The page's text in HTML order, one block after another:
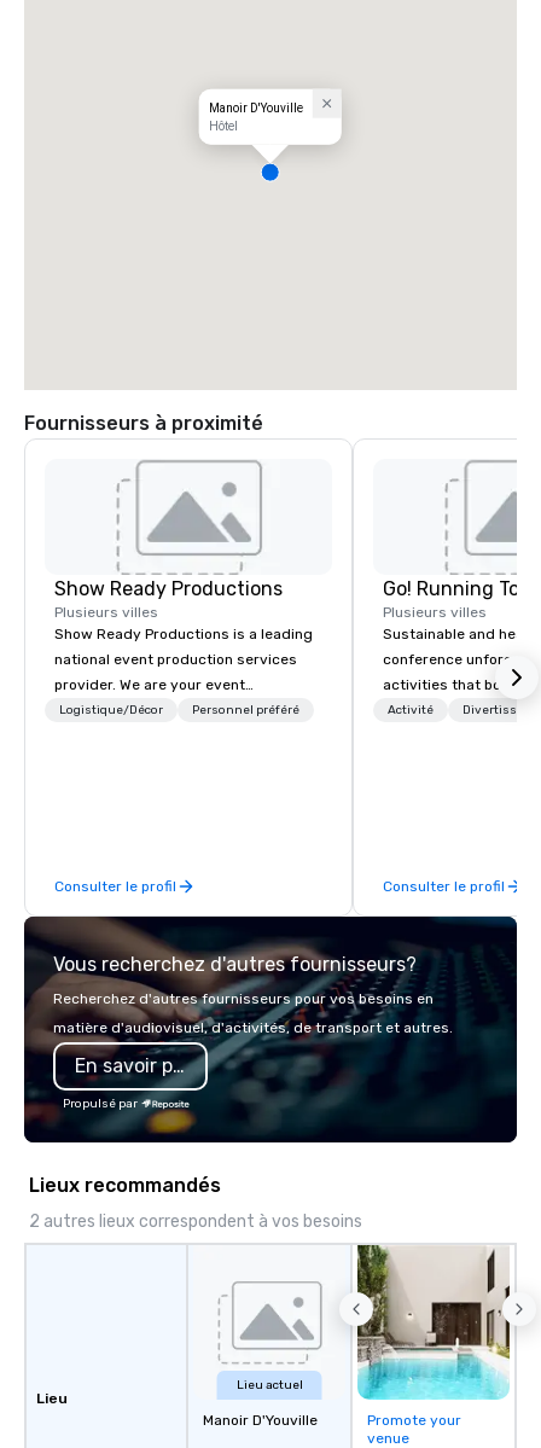
Manoir D'Youville
Hôtel
Fournisseurs à proximité
Show Ready Productions
Plusieurs villes
Show Ready Productions is a leading
national event production services
provider. We are your event
production partner from start to
Logistique/Décor Personnel préféré
Consulter le profil
Go! Running
Plusieurs villes
Sustainable and
conference
activities that boost
lower carbon
Activité
Consulter le profil
Vous recherchez d'autres fournisseurs?
Recherchez d'autres fournisseurs pour vos besoins en
matière d'audiovisuel, d'activités, de transport et autres.
En savoir plus
Propulsé par
Lieux recommandés
2 autres lieux correspondent à vos besoins
Lieu
Lieu actuel
Manoir D'Youville
Promote your
venue